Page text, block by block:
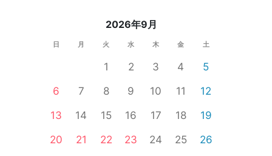
2026年9月
日 月 火 水 木 金 土
1 2 3 4
5
6
7 8 9 10 11
12
13
14 15 16 17 18
19
20
21 22 23 24 25 26